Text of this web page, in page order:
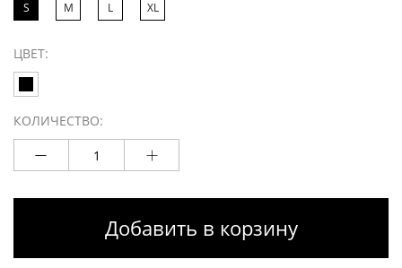
S M L XL
ЦВЕТ:
КОЛИЧЕСТВО:
Добавить в корзину